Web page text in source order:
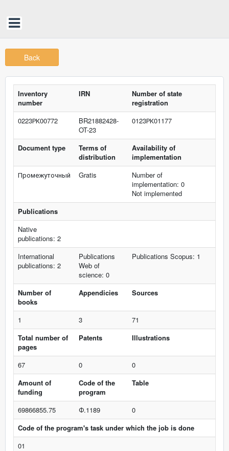
Back
Inventory
number
IRN
Number of state
registration
0223РК00772
BR21882428-
OT-23
0123РК01177
Document type
Terms of
distribution
Availability of
implementation
Промежуточный
Gratis
Number of
implementation: 0
Not implemented
Publications
Native
publications: 2
International
publications: 2
Publications
Web of
science: 0
Publications Scopus: 1
Number of
books
Appendicies Sources
1 3
71
Total number of
pages
Patents Illustrations
67 0
0
Amount of
funding
Code of the
program
Table
69866855.75 Ф.1189
0
Code of the program's task under which the job is done
01